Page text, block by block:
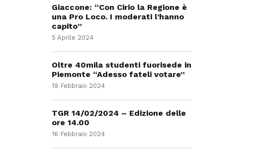
Giaccone: “Con Cirio la Regione è
una Pro Loco. I moderati l’hanno
capito”
5 Aprile 2024
Oltre 40mila studenti fuorisede in
Piemonte “Adesso fateli votare”
19 Febbraio 2024
TGR 14/02/2024 – Edizione delle
ore 14.00
16 Febbraio 2024